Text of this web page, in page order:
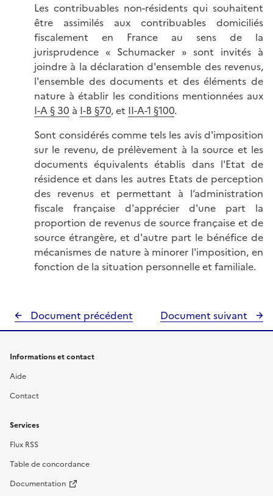
Les contribuables non-résidents qui souhaitent
être assimilés aux contribuables domiciliés
fiscalement en France au sens de la
jurisprudence « Schumacker » sont invités à
joindre à la déclaration d'ensemble des revenus,
l'ensemble des documents et des éléments de
nature à établir les conditions mentionnées aux
I-A § 30 à I-B §70, et II-A-1 §100.
Sont considérés comme tels les avis d'imposition
sur le revenu, de prélèvement à la source et les
documents équivalents établis dans l'Etat de
résidence et dans les autres Etats de perception
des revenus et permettant à l‘administration
fiscale française d'apprécier d'une part la
proportion de revenus de source française et de
source étrangère, et d'autre part le bénéfice de
mécanismes de nature à minorer l'imposition, en
fonction de la situation personnelle et familiale.
Document précédent Document suivant
Informations et contact
Aide
Contact
Services
Flux RSS
Table de concordance
Documentation